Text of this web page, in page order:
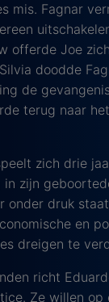
mis. Fagnar
offerde Joe
doodde
de
terug naar
zich drie
in zijn
onder druk
en
dreigen te
richt
Ze willen op